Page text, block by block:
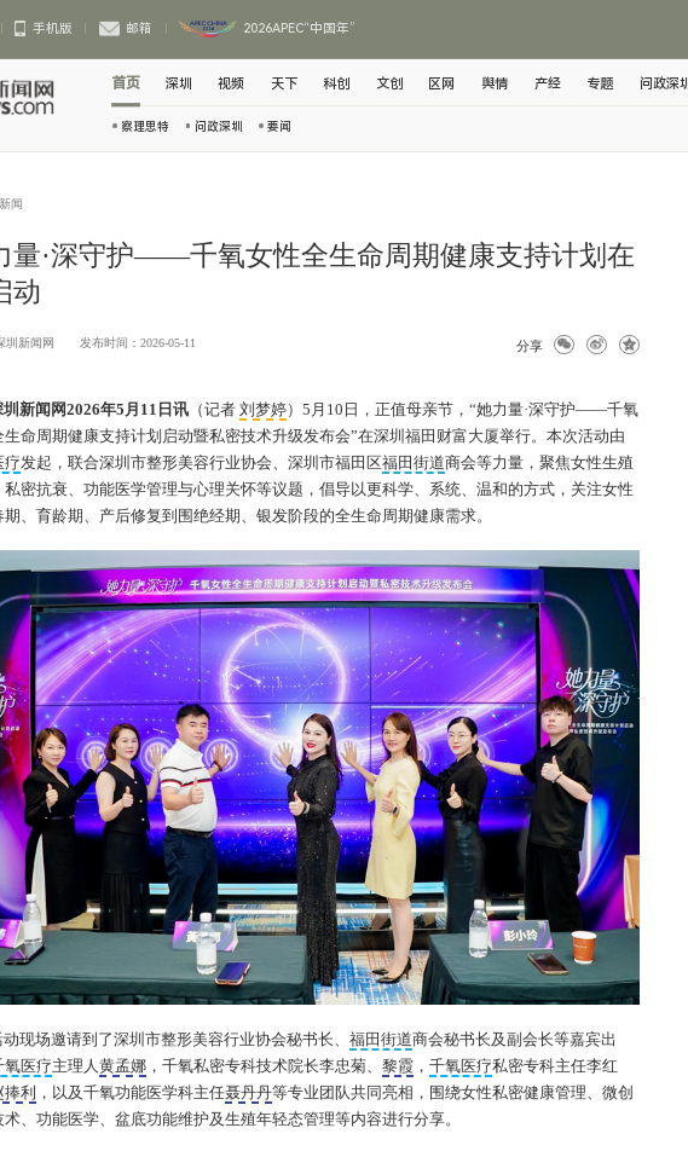
手机版 邮箱 2026APEC“中国年”
首页
察理思特 问政深圳 要闻
深圳 视频 天下 科创 文创 区网 舆情 产经 专题 问政深圳
闻
量·深守护——千氧女性全生命周期健康支持计划在
动
圳新闻网 发布时间：2026-05-11 分享
圳新闻网2026年5月11日讯 （记者刘梦婷）5月10日，正值母亲节，“她力量·深守护——千氧
生命周期健康支持计划启动暨私密技术升级发布会”在深圳福田财富大厦举行。本次活动由
疗发起，联合深圳市整形美容行业协会、深圳市福田区福田街道商会等力量，聚焦女性生殖
私密抗衰、功能医学管理与心理关怀等议题，倡导以更科学、系统、温和的方式，关注女性
期、育龄期、产后修复到围绝经期、银发阶段的全生命周期健康需求。
动现场邀请到了深圳市整形美容行业协会秘书长、福田街道商会秘书长及副会长等嘉宾出
氧医疗主理人 黄孟娜 ，千氧私密专科技术院长李忠菊、 黎霞 ， 千氧医疗私密专科主任李红
捧利 ，以及千氧功能医学科主任聂丹丹等专业团队共同亮相，围绕女性私密健康管理、微创
术、功能医学、盆底功能维护及生殖年轻态管理等内容进行分享。